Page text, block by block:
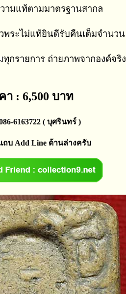
ามแท้ตามมาตรฐานสากล
พระไม่แท้ยินดีรับคืนเต็มจำนวน
ทุกรายการ ถ่ายภาพจากองค์จริง
า : 6,500 บาท
6163722 ( บุศรินทร์ )
บ Add Line ด้านล่างครับ